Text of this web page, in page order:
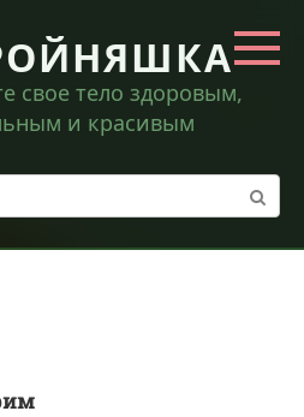
свое тело здоровым,
и красивым